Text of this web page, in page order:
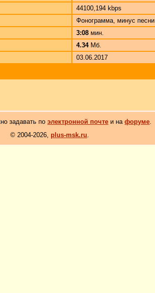
44100,194 kbps
Фонограмма, минус песни
3:08 мин.
4.34Мб.
03.06.2017
задавать поэлектронной почте и нафоруме.
© 2004-2026, plus-msk.ru.